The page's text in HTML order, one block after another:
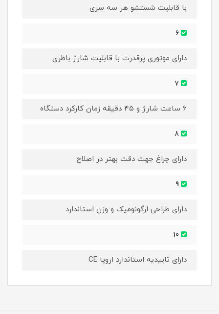
با قابلیت شستشو هر سه سری
دارای موتوری پرقدرت با قابلیت شارژ باطری
۶ ساعت شارژ و ۴۵ دقیقه زمان کارکرد دستگاه
دارای چراغ جهت دقت بهتر در اصلاح
دارای طراحی ارگونومیک و وزن استاندارد
دارای تاییدیه استاندارد اروپا CE